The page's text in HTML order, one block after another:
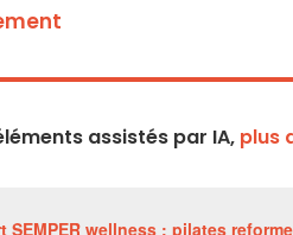
assistés par IA, plus